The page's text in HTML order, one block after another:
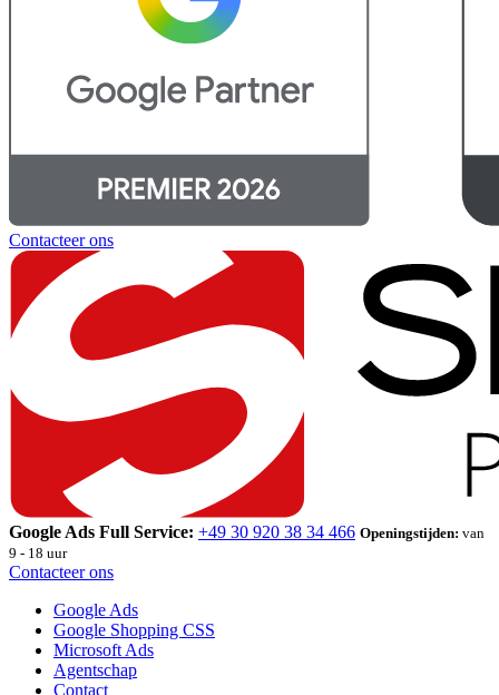
Contacteer ons
Google Ads Full Service: +49 30 920 38 34 466 Openingstijden: van
9 - 18 uur
Contacteer ons
Google Ads
Google Shopping CSS
Microsoft Ads
Agentschap
Contact